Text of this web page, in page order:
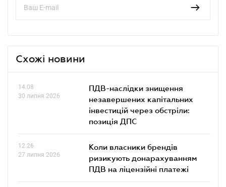
Схожі новини
14.08
30 липня 2026
ПДВ-наслідки знищення
незавершених капітальних
інвестицій через обстріли:
позиція ДПС
12.26
27 липня 2026
Коли власники брендів
ризикують донарахуванням
ПДВ на ліцензійні платежі